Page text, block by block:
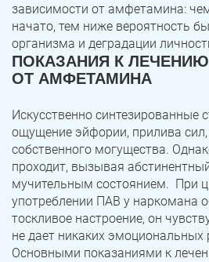
зависимости от амфетамина:
начато, тем ниже вероятность
организма и деградации
ПОКАЗАНИЯ К
ОТ АМФЕТАМИНА
Искусственно синтезированные
ощущение эйфории, прилива
собственного могущества.
проходит, вызывая
мучительным состоянием. При
употреблении ПАВ у наркомана
тоскливое настроение, он
не дает никаких эмоциональных
Основными показаниями к